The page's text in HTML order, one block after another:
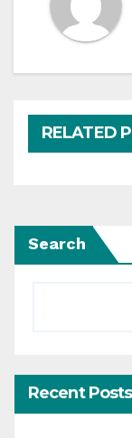
RELATED
Search
Recent Posts